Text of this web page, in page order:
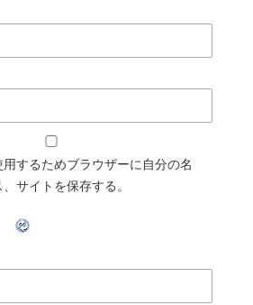
するためブラウザーに自分の名
サイトを保存する。